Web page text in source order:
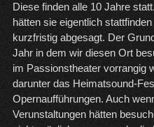
Diese finden alle 10 Jahre
hätten sie eigentlich
kurzfristig abgesagt. Der
Jahr in dem wir diesen Ort
im Passionstheater vorrangig
darunter das Heimatsound-
Opernaufführungen. Auch
Verunstaltungen hätten